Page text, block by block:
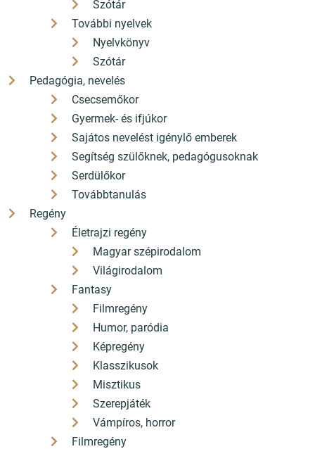
Szótár
További nyelvek
Nyelvkönyv
Szótár
Pedagógia, nevelés
Csecsemőkor
Gyermek- és ifjúkor
Sajátos nevelést igénylő emberek
Segítség szülőknek, pedagógusoknak
Serdülőkor
Továbbtanulás
Regény
Életrajzi regény
Magyar szépirodalom
Világirodalom
Fantasy
Filmregény
Humor, paródia
Képregény
Klasszikusok
Misztikus
Szerepjáték
Vámpíros, horror
Filmregény